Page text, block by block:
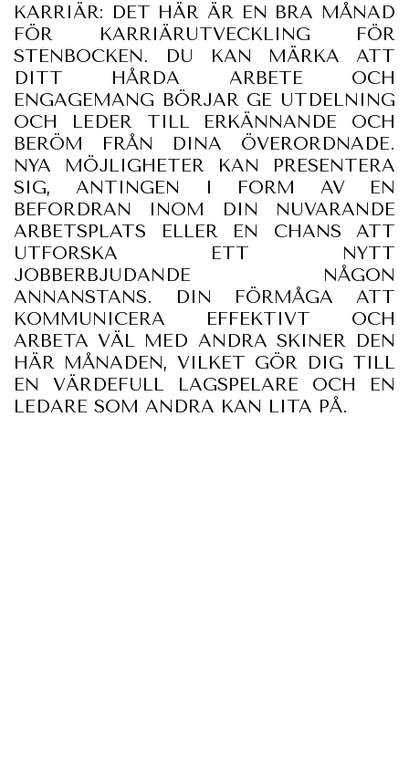
KARRIÄR: DET HÄR ÄR EN BRA MÅNAD
FÖR KARRIÄRUTVECKLING FÖR
STENBOCKEN. DU KAN MÄRKA ATT
DITT HÅRDA ARBETE OCH
ENGAGEMANG BÖRJAR GE UTDELNING
OCH LEDER TILL ERKÄNNANDE OCH
BERÖM FRÅN DINA ÖVERORDNADE.
NYA MÖJLIGHETER KAN PRESENTERA
SIG, ANTINGEN I FORM AV EN
BEFORDRAN INOM DIN NUVARANDE
ARBETSPLATS ELLER EN CHANS ATT
UTFORSKA ETT NYTT
JOBBERBJUDANDE NÅGON
ANNANSTANS. DIN FÖRMÅGA ATT
KOMMUNICERA EFFEKTIVT OCH
ARBETA VÄL MED ANDRA SKINER DEN
HÄR MÅNADEN, VILKET GÖR DIG TILL
EN VÄRDEFULL LAGSPELARE OCH EN
LEDARE SOM ANDRA KAN LITA PÅ.